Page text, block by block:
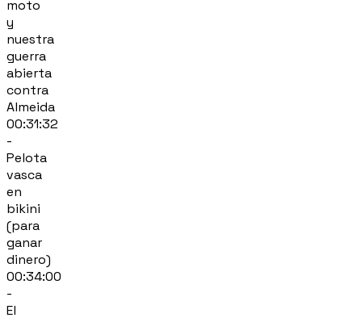
moto
y
nuestra
guerra
abierta
contra
Almeida
00:31:32
-
Pelota
vasca
en
bikini
(para
ganar
dinero)
00:34:00
-
El